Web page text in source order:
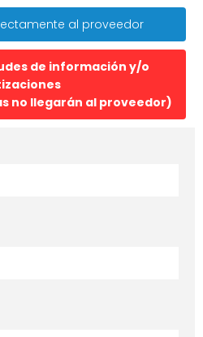
al proveedor
de información y/o
no llegarán al proveedor)